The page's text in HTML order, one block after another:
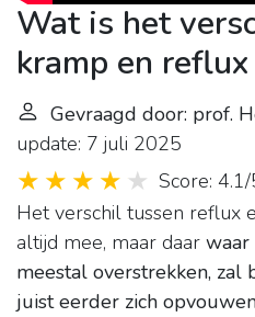
Wat is het
kramp en
Gevraagd door: prof.
update: 7 juli 2025
Score:
Het verschil tussen reflux
altijd mee, maar daar
meestal overstrekken, zal
juist eerder zich